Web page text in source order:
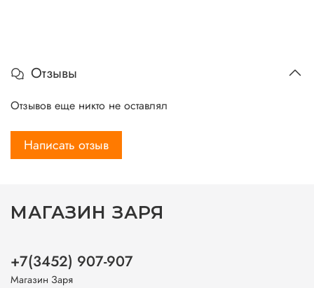
Отзывы
Отзывов еще никто не оставлял
Написать отзыв
МАГАЗИН ЗАРЯ
+7(3452) 907-907
Магазин Заря